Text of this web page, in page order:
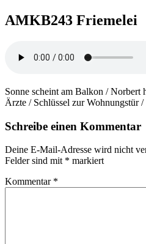
AMKB243 Friemelei
Sonne scheint am Balkon /
Ärzte / Schlüssel zur Wohnungstür
Schreibe einen Kommentar
Deine E-Mail-Adresse wird nicht
Felder sind mit * markiert
Kommentar *